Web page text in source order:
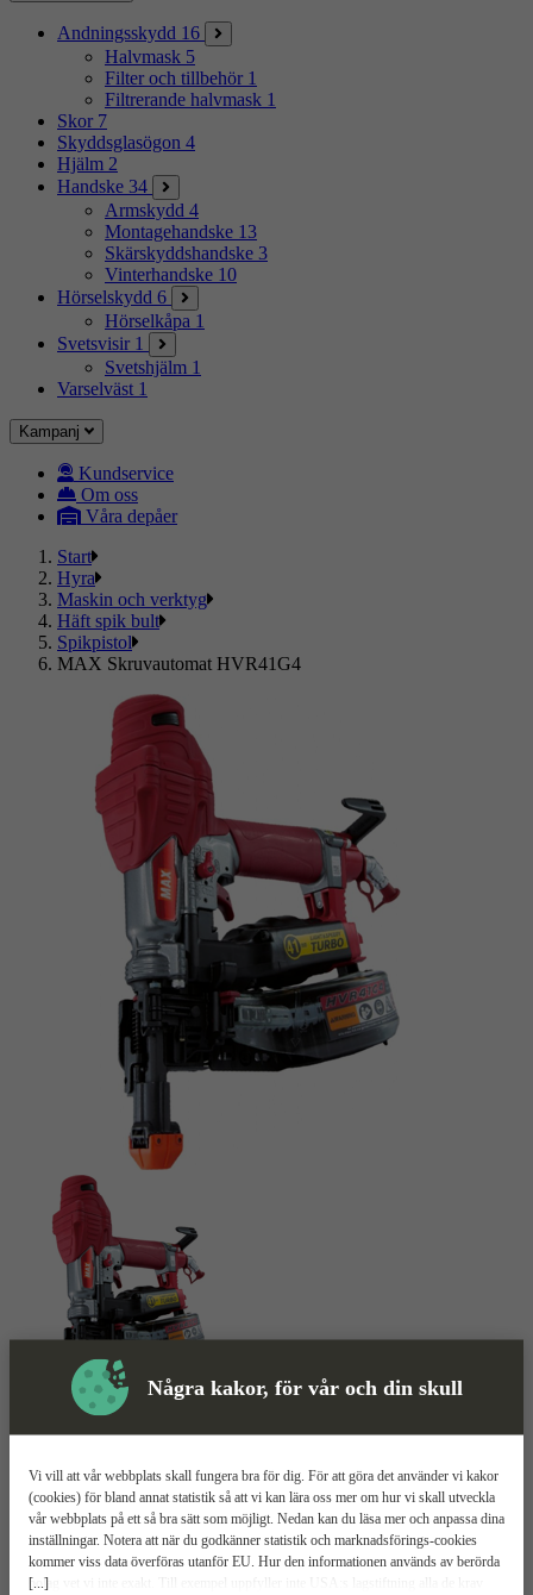
Några kakor, för vår och din skull
[...]
Vi vill att vår webbplats skall fungera bra för dig. För att göra det använder vi kakor
(cookies) för bland annat statistik så att vi kan lära oss mer om hur vi skall utveckla
vår webbplats på ett så bra sätt som möjligt. Nedan kan du läsa mer och anpassa dina
inställningar. Notera att när du godkänner statistik och marknadsförings-cookies
kommer viss data överföras utanför EU. Hur den informationen används av berörda
bolag vet vi inte exakt. Till exempel uppfyller inte USA:s lagstiftning alla de krav
Andningsskydd 16
Halvmask 5
Filter och tillbehör 1
Filtrerande halvmask 1
Skor 7
Skyddsglasögon 4
Hjälm 2
Handske 34
Armskydd 4
Montagehandske 13
Skärskyddshandske 3
Vinterhandske 10
Hörselskydd 6
Hörselkåpa 1
Svetsvisir 1
Svetshjälm 1
Varselväst 1
Kampanj
Kundservice
Om oss
Våra depåer
Start
Hyra
Maskin och verktyg
Häft spik bult
Spikpistol
MAX Skruvautomat HVR41G4
Mer information
MAX HVR41G4
Skruvar på 0,06 s
Klarar upp till 25 mm gips